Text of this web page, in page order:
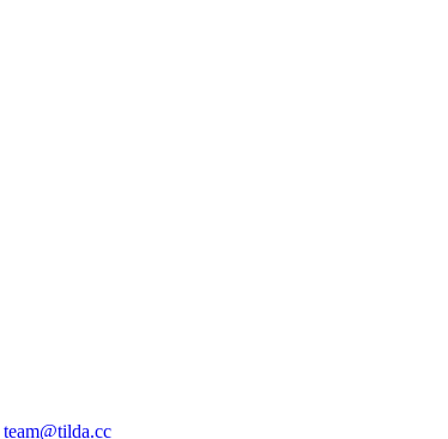
team@tilda.cc